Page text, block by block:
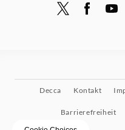
Decca Kontakt
Barrierefreiheit